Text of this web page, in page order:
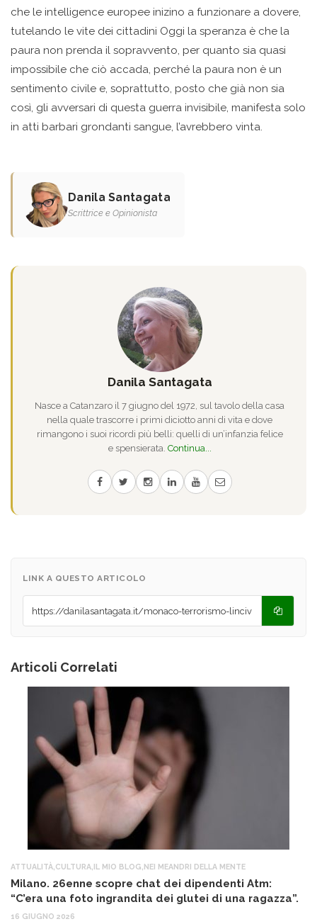
che le intelligence europee inizino a funzionare a dovere,
tutelando le vite dei cittadini Oggi la speranza è che la
paura non prenda il sopravvento, per quanto sia quasi
impossibile che ciò accada, perché la paura non è un
sentimento civile e, soprattutto, posto che già non sia
così, gli avversari di questa guerra invisibile, manifesta solo
in atti barbari grondanti sangue, l’avrebbero vinta.
Danila Santagata
Scrittrice e Opinionista
Danila Santagata
Nasce a Catanzaro il 7 giugno del 1972, sul tavolo della casa
nella quale trascorre i primi diciotto anni di vita e dove
rimangono i suoi ricordi più belli: quelli di un’infanzia felice
e spensierata. Continua...
LINK A QUESTO ARTICOLO
Articoli Correlati
ATTUALITÀ CULTURA IL MIO BLOG NEI MEANDRI DELLA MENTE
Milano. 26enne scopre chat dei dipendenti Atm:
“C’era una foto ingrandita dei glutei di una ragazza”.
16 GIUGNO 2026